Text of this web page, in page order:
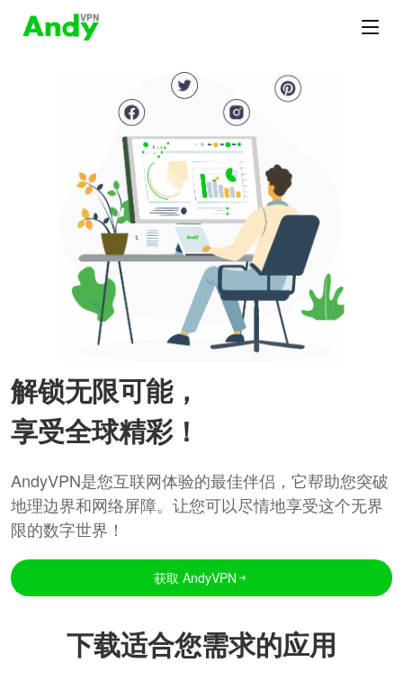
解锁无限可能，
享受全球精彩！
AndyVPN是您互联网体验的最佳伴侣，它帮助您突破
地理边界和网络屏障。让您可以尽情地享受这个无界
限的数字世界！
获取 AndyVPN
下载适合您需求的应用